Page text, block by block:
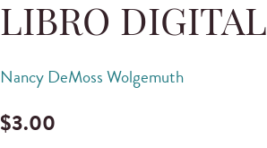
LIBRO DIGITAL
Nancy DeMoss Wolgemuth
$3.00